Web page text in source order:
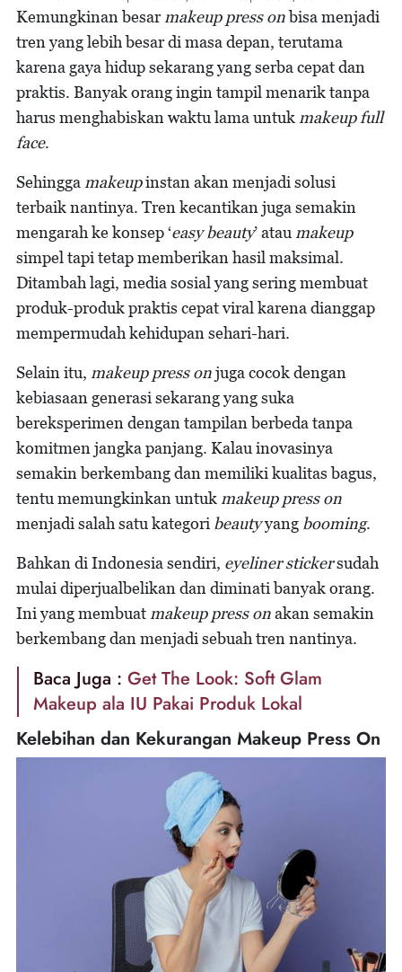
Kemungkinan besar makeup press onbisa menjadi
tren yang lebih besar di masa depan, terutama
karena gaya hidup sekarang yang serba cepat dan
praktis. Banyak orang ingin tampil menarik tanpa
harus menghabiskan waktu lama untuk makeup full
face.
Sehingga makeupinstan akan menjadi solusi
terbaik nantinya. Tren kecantikan juga semakin
mengarah ke konsep ‘easy beauty’ atau makeup
simpel tapi tetap memberikan hasil maksimal.
Ditambah lagi, media sosial yang sering membuat
produk-produk praktis cepat viral karena dianggap
mempermudah kehidupan sehari-hari.
Selain itu, makeup press onjuga cocok dengan
kebiasaan generasi sekarang yang suka
bereksperimen dengan tampilan berbeda tanpa
komitmen jangka panjang. Kalau inovasinya
semakin berkembang dan memiliki kualitas bagus,
tentu memungkinkan untuk makeup press on
menjadi salah satu kategori beautyyang booming.
Bahkan di Indonesia sendiri, eyeliner stickersudah
mulai diperjualbelikan dan diminati banyak orang.
Ini yang membuat makeup press onakan semakin
berkembang dan menjadi sebuah tren nantinya.
Baca Juga : Get The Look: Soft Glam
Makeup ala IU Pakai Produk Lokal
Kelebihan dan Kekurangan Makeup Press On